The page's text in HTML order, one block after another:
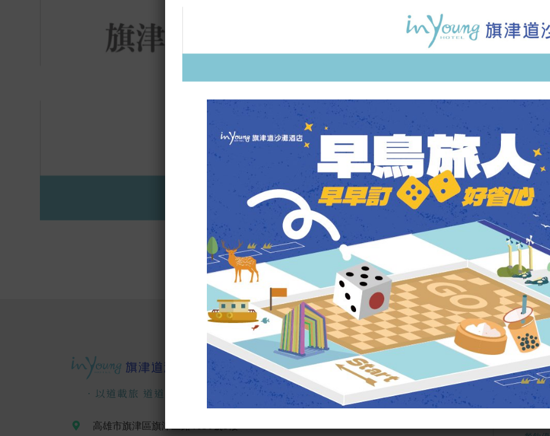
．以道載旅 道道精彩．
高雄市旗津區旗津三路1050號3樓
SITE MAP 關於
道粉
最新